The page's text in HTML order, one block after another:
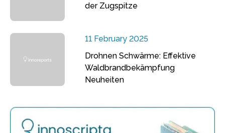
der Zugspitze
11 February 2025
Drohnen Schwärme: Effektive
Waldbrandbekämpfung
Neuheiten